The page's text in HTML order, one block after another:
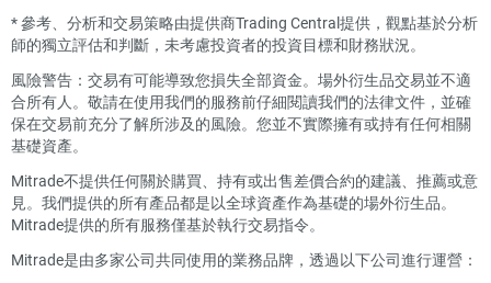
*參考、分析和交易策略由提供商Trading Central提供，觀點基於分析
師的獨立評估和判斷，未考慮投資者的投資目標和財務狀況。
風險警告：交易有可能導致您損失全部資金。場外衍生品交易並不適
合所有人。敬請在使用我們的服務前仔細閱讀我們的法律文件，並確
保在交易前充分了解所涉及的風險。您並不實際擁有或持有任何相關
基礎資產。
Mitrade不提供任何關於購買、持有或出售差價合約的建議、推薦或意
見。我們提供的所有產品都是以全球資產作為基礎的場外衍生品。
Mitrade提供的所有服務僅基於執行交易指令。
Mitrade是由多家公司共同使用的業務品牌，透過以下公司進行運營：